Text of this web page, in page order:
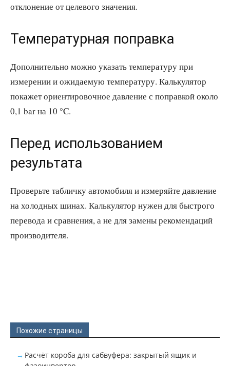
отклонение от целевого значения.
Температурная поправка
Дополнительно можно указать температуру при
измерении и ожидаемую температуру. Калькулятор
покажет ориентировочное давление с поправкой около
0,1 bar на 10 °C.
Перед использованием
результата
Проверьте табличку автомобиля и измеряйте давление
на холодных шинах. Калькулятор нужен для быстрого
перевода и сравнения, а не для замены рекомендаций
производителя.
Похожие страницы
Расчёт короба для сабвуфера: закрытый ящик и